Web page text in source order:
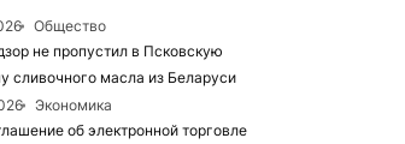
Общество
не пропустил в Псковскую
сливочного масла из Беларуси
Экономика
об электронной торговле